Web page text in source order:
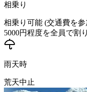
相乗り
相乗り可能 (交通費を
5000円程度を全員で割
雨天時
荒天中止